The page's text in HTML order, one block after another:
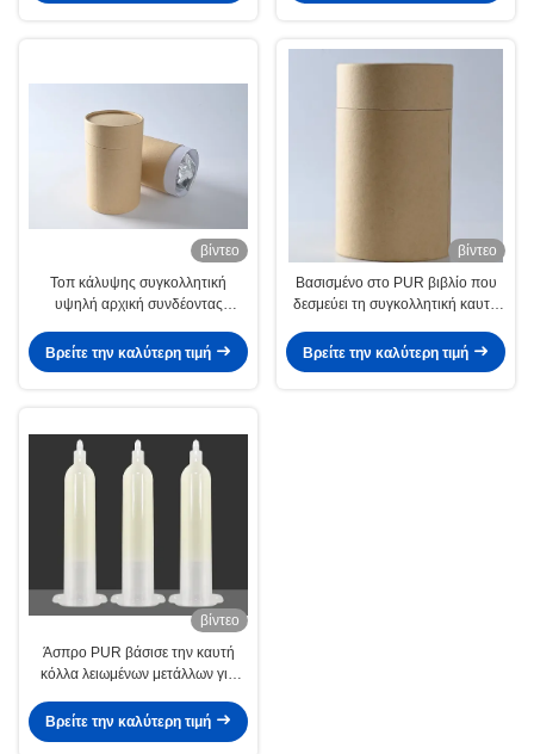
βίντεο
Τοπ κάλυψης συγκολλητική
υψηλή αρχική συνδέοντας
καυτή για το πλυντήριο
Βρείτε την καλύτερη τιμή
βίντεο
Βασισμένο στο PUR βιβλίο που
δεσμεύει τη συγκολλητική καυτή
βιβλιοδεσία
Βρείτε την καλύτερη τιμή
βίντεο
Άσπρο PUR βάσισε την καυτή
κόλλα λειωμένων μετάλλων για
Smartphone υποστρωμάτων
Βρείτε την καλύτερη τιμή